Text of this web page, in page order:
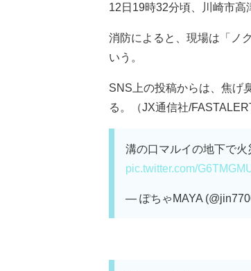
12日19時32分頃、川崎市高
消防によると、現場は「ノ
いう。
SNS上の投稿からは、焦げ
る。（JX通信社/
溝の口マルイの地下で火
pic.twitter.com/
— ぽちゃMAYA